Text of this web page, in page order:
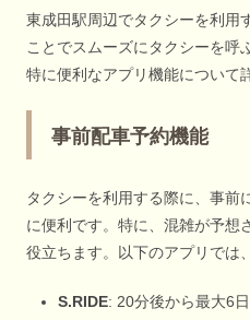
東成田駅周辺でタクシーを利用
ことでスムーズにタクシーを呼
特に便利なアプリ機能について
事前配車予約機能
タクシーを利用する際に、事前
に便利です。特に、混雑が予想
役立ちます。以下のアプリでは
S.RIDE: 20分後から最大6